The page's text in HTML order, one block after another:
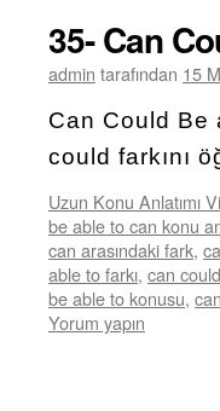
35- Can
admin tarafından 15
Can Could Be
could farkını
Uzun Konu Anlatımı
be able to can konu
can arasındaki fark,
able to farkı, can
be able to konusu,
Yorum yapın